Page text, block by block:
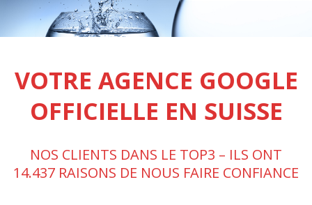
VOTRE AGENCE GOOGLE
OFFICIELLE EN SUISSE
NOS CLIENTS DANS LE TOP3 – ILS ONT
14.437 RAISONS DE NOUS FAIRE CONFIANCE